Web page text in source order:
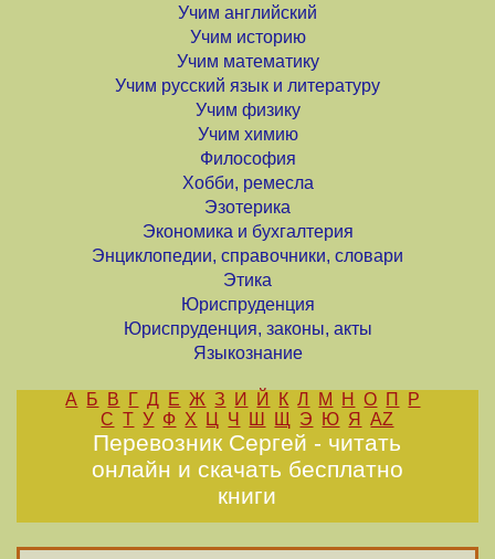
Учим английский
Учим историю
Учим математику
Учим русский язык и литературу
Учим физику
Учим химию
Философия
Хобби, ремесла
Эзотерика
Экономика и бухгалтерия
Энциклопедии, справочники, словари
Этика
Юриспруденция
Юриспруденция, законы, акты
Языкознание
А Б В Г Д Е Ж З И Й К Л М Н О П
Р
С Т У Ф Х Ц Ч Ш Щ Э Ю Я AZ
Перевозник Сергей - читать
онлайн и скачать бесплатно
книги